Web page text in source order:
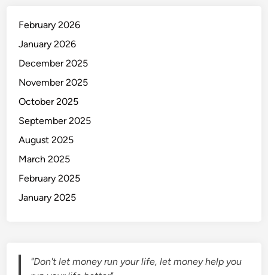
e
r
i
k
i
K
r
i
i
s
g
B
February 2026
January 2026
December 2025
November 2025
October 2025
September 2025
August 2025
March 2025
February 2025
January 2025
"Don't let money run your life, let money help you